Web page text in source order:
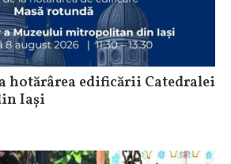
hotărârea edificării Catedralei
Iași